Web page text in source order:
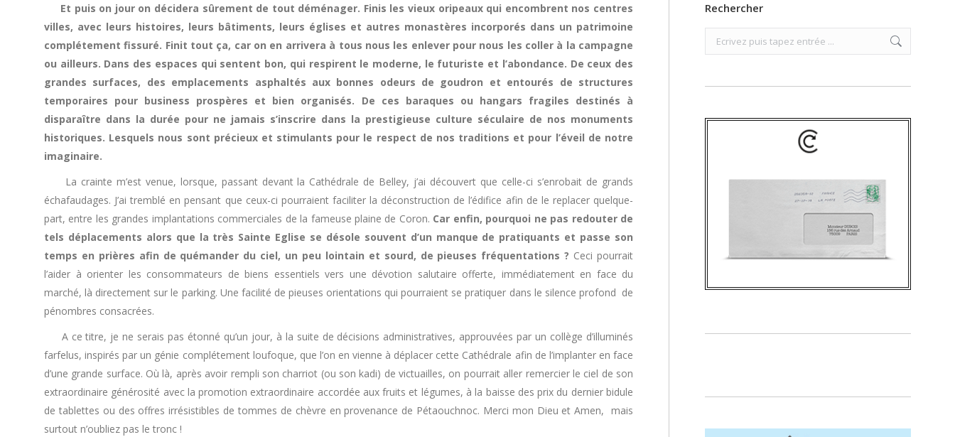
Et puis on jour on décidera sûrement de tout déménager. Finis les vieux oripeaux qui encombrent nos centres
villes, avec leurs histoires, leurs bâtiments, leurs églises et autres monastères incorporés dans un patrimoine
complétement fissuré. Finit tout ça, car on en arrivera à tous nous les enlever pour nous les coller à la campagne
ou ailleurs. Dans des espaces qui sentent bon, qui respirent le moderne, le futuriste et l’abondance. De ceux des
grandes surfaces, des emplacements asphaltés aux bonnes odeurs de goudron et entourés de structures
temporaires pour business prospères et bien organisés. De ces baraques ou hangars fragiles destinés à
disparaître dans la durée pour ne jamais s’inscrire dans la prestigieuse culture séculaire de nos monuments
historiques. Lesquels nous sont précieux et stimulants pour le respect de nos traditions et pour l’éveil de notre
imaginaire.
La crainte m’est venue, lorsque, passant devant la Cathédrale de Belley, j’ai découvert que celle-ci s’enrobait de grands
échafaudages. J’ai tremblé en pensant que ceux-ci pourraient faciliter la déconstruction de l’édifice afin de le replacer quelque-
part, entre les grandes implantations commerciales de la fameuse plaine de Coron. Car enfin, pourquoi ne pas redouter de
tels déplacements alors que la très Sainte Eglise se désole souvent d’un manque de pratiquants et passe son
temps en prières afin de quémander du ciel, un peu lointain et sourd, de pieuses fréquentations ? Ceci pourrait
l’aider à orienter les consommateurs de biens essentiels vers une dévotion salutaire offerte, immédiatement en face du
marché, là directement sur le parking. Une facilité de pieuses orientations qui pourraient se pratiquer dans le silence profond de
pénombres consacrées.
A ce titre, je ne serais pas étonné qu’un jour, à la suite de décisions administratives, approuvées par un collège d’illuminés
farfelus, inspirés par un génie complétement loufoque, que l’on en vienne à déplacer cette Cathédrale afin de l’implanter en face
d’une grande surface. Où là, après avoir rempli son charriot (ou son kadi) de victuailles, on pourrait aller remercier le ciel de son
extraordinaire générosité avec la promotion extraordinaire accordée aux fruits et légumes, à la baisse des prix du dernier bidule
de tablettes ou des offres irrésistibles de tommes de chèvre en provenance de Pétaouchnoc. Merci mon Dieu et Amen, mais
surtout n’oubliez pas le tronc !
Rechercher
Search: